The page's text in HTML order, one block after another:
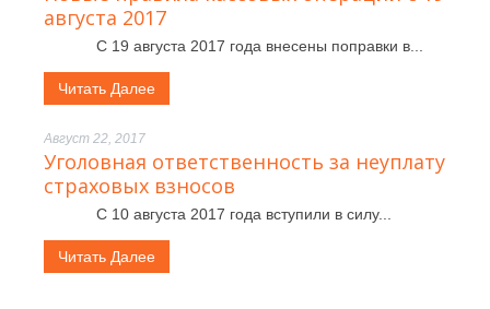
августа 2017
С 19 августа 2017 года внесены поправки в...
Читать Далее
Август 22, 2017
Уголовная ответственность за неуплату
страховых взносов
С 10 августа 2017 года вступили в силу...
Читать Далее